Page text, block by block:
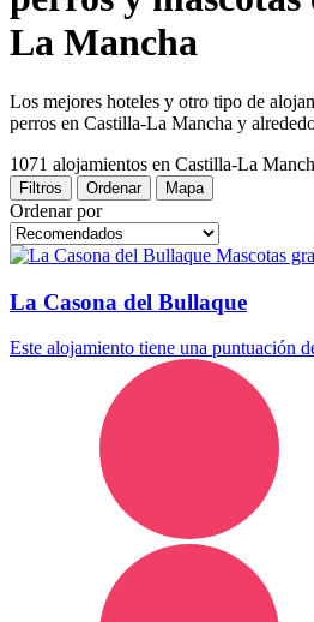
La Mancha
Los mejores hoteles y otro tipo de
perros en Castilla-La Mancha y
1071 alojamientos en Castilla-La
Filtros Ordenar Mapa
Ordenar por
Mascotas
La Casona del Bullaque
Este alojamiento tiene una puntuación